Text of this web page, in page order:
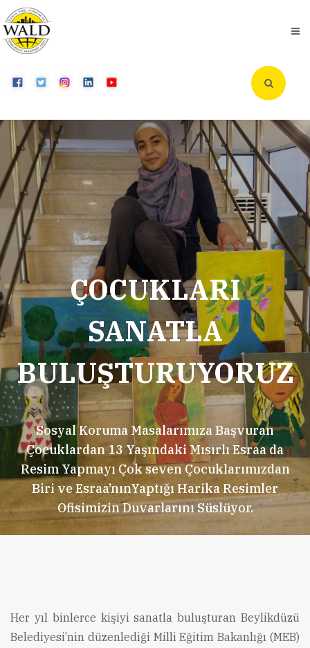
ÇOCUKLARI
SANATLA
BULUŞTURUYORUZ
Sosyal Koruma Masalarımıza Başvuran
Çocuklardan 13 Yaşındaki Mısırlı Esraa da
Resim Yapmayı Çok seven Çocuklarımızdan
Biri ve Esraa’nınYaptığı Harika Resimler
Ofisimizin Duvarlarını Süslüyor.
Her yıl binlerce kişiyi sanatla buluşturan Beylikdüzü
Belediyesi’nin düzenlediği Milli Eğitim Bakanlığı (MEB)